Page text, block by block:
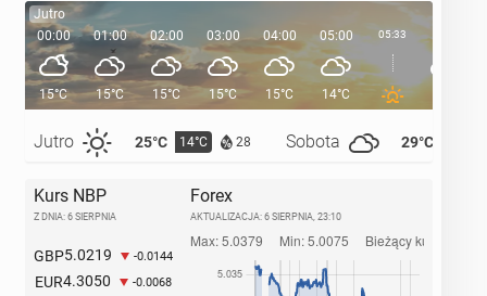
Jutro
00:00
15°C
Jutro 25°C 14°C 28 Sobota 29°C
01:00
15°C
02:00
15°C
03:00
15°C
04:00
15°C
05:00
14°C
05:33 06:00
Kurs NBP
Z DNIA: 6 SIERPNIA
GBP5.0219 -0.0144
EUR4.3050 -0.0068
Forex
AKTUALIZACJA: 6 SIERPNIA, 23:10